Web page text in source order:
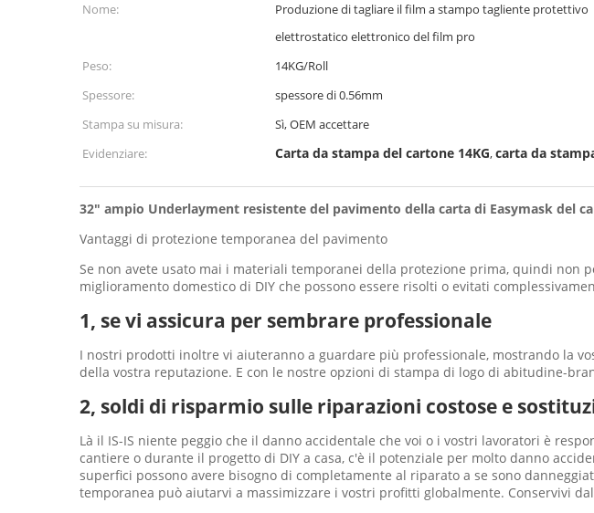
Nome:
Produzione di tagliare il film a stampo tagliente protettivo
elettrostatico elettronico del film pro
Peso: 14KG/Roll
Spessore:
spessore di 0.56mm
Stampa su misura:
Sì, OEM accettare
Evidenziare:
Carta da stampa del cartone 14KG,carta da
32" ampio Underlayment resistente del pavimento della carta di Easymask del
Vantaggi di protezione temporanea del pavimento
Se non avete usato mai i materiali temporanei della protezione prima, quindi
miglioramento domestico di DIY che possono essere risolti o evitati
1, se vi assicura per sembrare professionale
I nostri prodotti inoltre vi aiuteranno a guardare più professionale, mostrando la
della vostra reputazione. E con le nostre opzioni di stampa di logo di abitudine-
2, soldi di risparmio sulle riparazioni costose e
Là il IS-IS niente peggio che il danno accidentale che voi o i vostri lavoratori è
cantiere o durante il progetto di DIY a casa, c'è il potenziale per molto danno
superfici possono avere bisogno di completamente al riparato a se sono
temporanea può aiutarvi a massimizzare i vostri profitti globalmente. Conservivi